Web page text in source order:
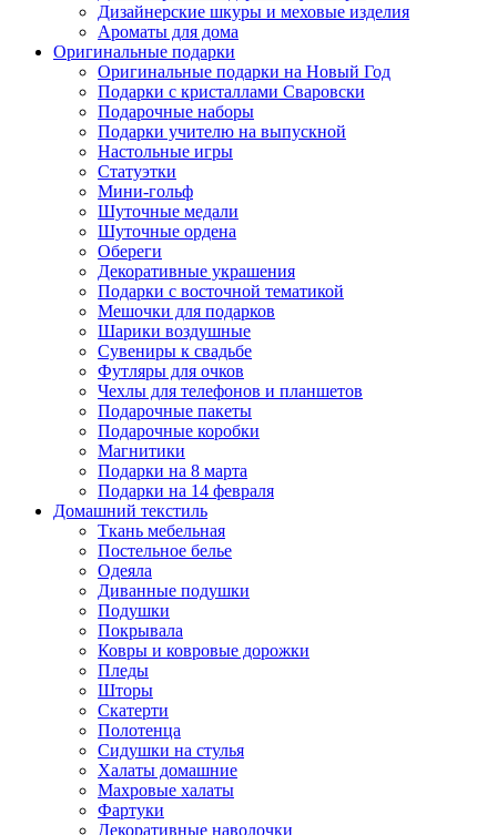
Дизайнерские шкуры и меховые изделия
Ароматы для дома
Оригинальные подарки
Оригинальные подарки на Новый Год
Подарки с кристаллами Сваровски
Подарочные наборы
Подарки учителю на выпускной
Настольные игры
Статуэтки
Мини-гольф
Шуточные медали
Шуточные ордена
Обереги
Декоративные украшения
Подарки с восточной тематикой
Мешочки для подарков
Шарики воздушные
Сувениры к свадьбе
Футляры для очков
Чехлы для телефонов и планшетов
Подарочные пакеты
Подарочные коробки
Магнитики
Подарки на 8 марта
Подарки на 14 февраля
Домашний текстиль
Ткань мебельная
Постельное белье
Одеяла
Диванные подушки
Подушки
Покрывала
Ковры и ковровые дорожки
Пледы
Шторы
Скатерти
Полотенца
Сидушки на стулья
Халаты домашние
Махровые халаты
Фартуки
Декоративные наволочки